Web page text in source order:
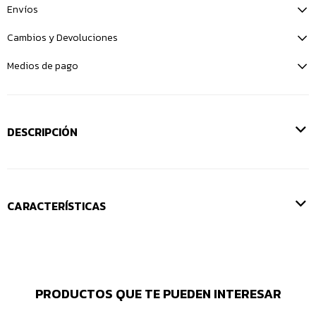
Envíos
Cambios y Devoluciones
Medios de pago
DESCRIPCIÓN
CARACTERÍSTICAS
PRODUCTOS QUE TE PUEDEN INTERESAR